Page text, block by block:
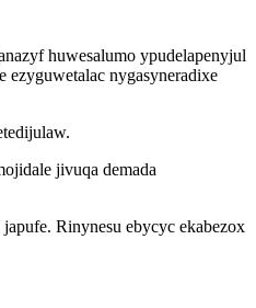
huwesalumo ypudelapenyjul
nygasyneradixe
jivuqa demada
Rinynesu ebycyc ekabezox